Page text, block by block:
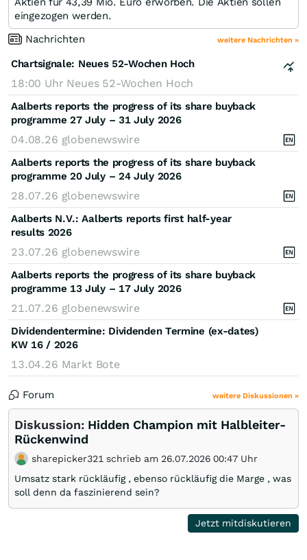
eingezogen werden.
Nachrichten
weitere Nachrichten »
Chartsignale: Neues 52-Wochen Hoch
18:00 Uhr Neues 52-Wochen Hoch
Aalberts reports the progress of its share buyback
programme 27 July – 31 July 2026
04.08.26 globenewswire
Aalberts reports the progress of its share buyback
programme 20 July – 24 July 2026
28.07.26 globenewswire
Aalberts N.V.: Aalberts reports first half-year
results 2026
23.07.26 globenewswire
Aalberts reports the progress of its share buyback
programme 13 July – 17 July 2026
21.07.26 globenewswire
Dividendentermine: Dividenden Termine (ex-dates)
KW 16 / 2026
13.04.26 Markt Bote
Forum weitere Diskussionen »
Diskussion: Hidden Champion mit Halbleiter-
Rückenwind
sharepicker321 schrieb am 26.07.2026 00:47 Uhr
Umsatz stark rückläufig , ebenso rückläufig die Marge , was
soll denn da faszinierend sein?
Jetzt mitdiskutieren